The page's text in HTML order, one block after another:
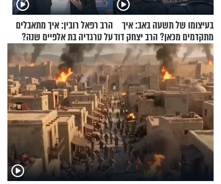
בעיצומו של תשעה באב: איך
מתקדמים מכאן? הרב יצחק דוד
גרוסמן בשיחה מיוחדת
הרב רפאל רובין: איך מתאבלים
על טרגדיה בת אלפיים שנה?